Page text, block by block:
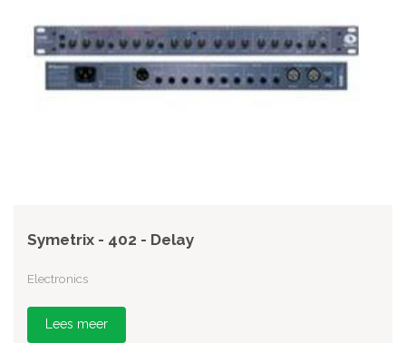
Symetrix - 402 - Delay
Electronics
Lees meer